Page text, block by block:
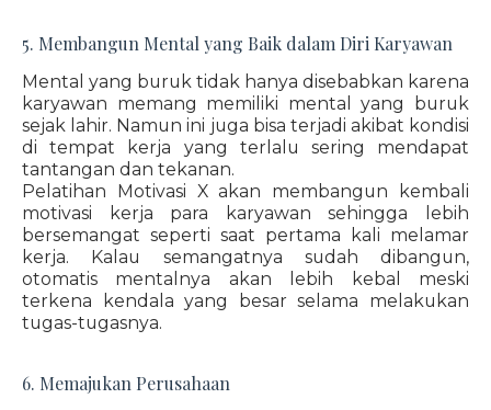
5. Membangun Mental yang Baik dalam Diri Karyawan
Mental yang buruk tidak hanya disebabkan karena
karyawan memang memiliki mental yang buruk
sejak lahir. Namun ini juga bisa terjadi akibat kondisi
di tempat kerja yang terlalu sering mendapat
tantangan dan tekanan.
Pelatihan Motivasi X akan membangun kembali
motivasi kerja para karyawan sehingga lebih
bersemangat seperti saat pertama kali melamar
kerja. Kalau semangatnya sudah dibangun,
otomatis mentalnya akan lebih kebal meski
terkena kendala yang besar selama melakukan
tugas-tugasnya.
6. Memajukan Perusahaan